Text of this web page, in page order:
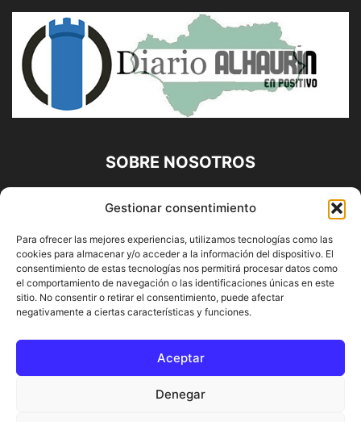
Gestionar consentimiento
Para ofrecer las mejores experiencias, utilizamos tecnologías como las
cookies para almacenar y/o acceder a la información del dispositivo. El
consentimiento de estas tecnologías nos permitirá procesar datos como
el comportamiento de navegación o las identificaciones únicas en este
sitio. No consentir o retirar el consentimiento, puede afectar
negativamente a ciertas características y funciones.
Aceptar
Denegar
SOBRE NOSOTROS
Diario Alhaurín (www.alhaurindelatorre.com) Propiedad de
Francisco E. López López | 639 95 71 95 | Noticias de
Alhaurín de la Torre, Málaga y Provincia|
Contáctanos:info@alhaurindelatorre.com
SÍGUENOS